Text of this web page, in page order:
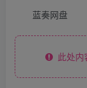
蓝奏网盘
此处内